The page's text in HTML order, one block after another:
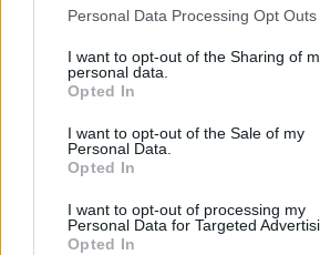
Please note that this website/app uses
not limited to your visit or usage
grant or deny consent to Google and its
use your data for below specified
consent section.
Personal Data Processing Opt Outs
I want to opt-out of the Sharing of
personal data.
Opted In
I want to opt-out of the Sale of my
Personal Data.
Opted In
I want to opt-out of processing my
Personal Data for Targeted
Opted In
Βραζιλίας κι αν δοκιμάσετε το
σε αυτό θα διαπιστώσετε ότι
μαλακό, ώστε να κόβεται ακόμα